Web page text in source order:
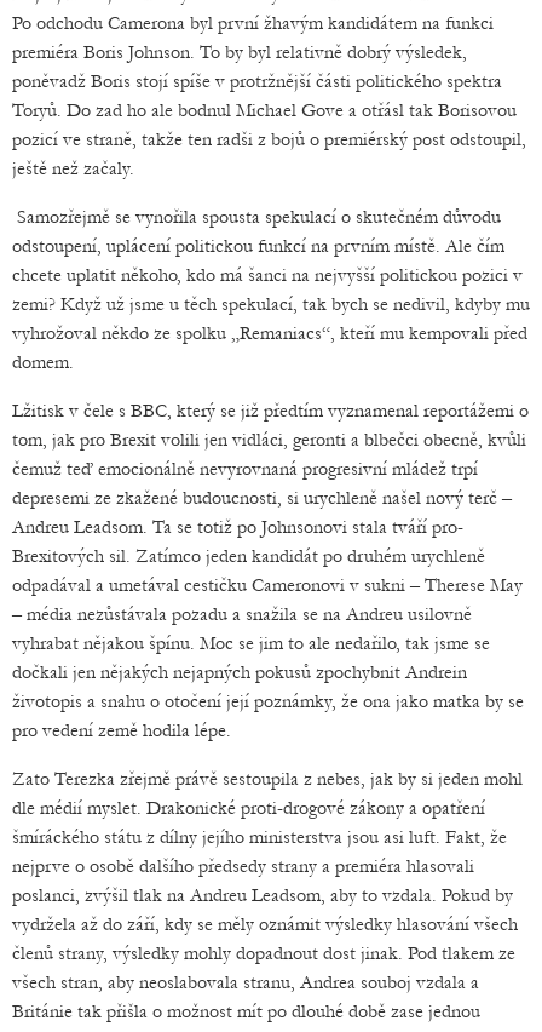
Po odchodu Camerona byl první žhavým kandidátem na funkci
premiéra Boris Johnson. To by byl relativně dobrý výsledek,
poněvadž Boris stojí spíše v protržnější části politického spektra
Toryů. Do zad ho ale bodnul Michael Gove a otřásl tak Borisovou
pozicí ve straně, takže ten radši z bojů o premiérský post odstoupil,
ještě než začaly.
Samozřejmě se vynořila spousta spekulací o skutečném důvodu
odstoupení, uplácení politickou funkcí na prvním místě. Ale čím
chcete uplatit někoho, kdo má šanci na nejvyšší politickou pozici v
zemi? Když už jsme u těch spekulací, tak bych se nedivil, kdyby mu
vyhrožoval někdo ze spolku „Remaniacs“, kteří mu kempovali před
domem.
Lžitisk v čele s BBC, který se již předtím vyznamenal reportážemi o
tom, jak pro Brexit volili jen vidláci, geronti a blbečci obecně, kvůli
čemuž teď emocionálně nevyrovnaná progresivní mládež trpí
depresemi ze zkažené budoucnosti, si urychleně našel nový terč –
Andreu Leadsom. Ta se totiž po Johnsonovi stala tváří pro-
Brexitových sil. Zatímco jeden kandidát po druhém urychleně
odpadával a umetával cestičku Cameronovi v sukni – Therese May
– média nezůstávala pozadu a snažila se na Andreu usilovně
vyhrabat nějakou špínu. Moc se jim to ale nedařilo, tak jsme se
dočkali jen nějakých nejapných pokusů zpochybnit Andrein
životopis a snahu o otočení její poznámky, že ona jako matka by se
pro vedení země hodila lépe.
Zato Terezka zřejmě právě sestoupila z nebes, jak by si jeden mohl
dle médií myslet. Drakonické proti-drogové zákony a opatření
šmíráckého státu z dílny jejího ministerstva jsou asi luft. Fakt, že
nejprve o osobě dalšího předsedy strany a premiéra hlasovali
poslanci, zvýšil tlak na Andreu Leadsom, aby to vzdala. Pokud by
vydržela až do září, kdy se měly oznámit výsledky hlasování všech
členů strany, výsledky mohly dopadnout dost jinak. Pod tlakem ze
všech stran, aby neoslabovala stranu, Andrea souboj vzdala a
Británie tak přišla o možnost mít po dlouhé době zase jednou